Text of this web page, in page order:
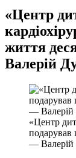
«Центр
життя
Валерій
«Центр
подарував
— Валерій